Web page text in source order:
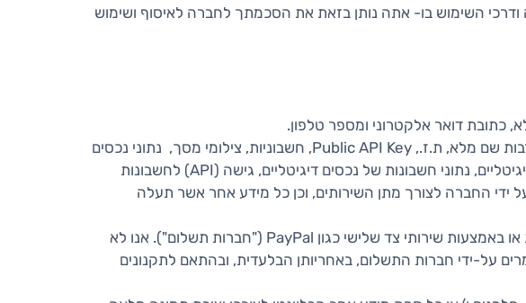
ודרכי השימוש בו- אתה נותן בזאת את הסכמתך לחברה לאיסוף ושימוש
דואר אלקטרוני ומספר טלפון.
. על מנת לקבל את שירותי החברה, תתבקש לספק לנו נתונים אודותיך, לרבות שם מלא, ת.ז., Public API Key, חשבוניות, צילומי מסך, נתוני נכסים
דיגיטליים, כתובות ציבוריות של ארנקים דיגיטליים, נתוני תשלומים והעברות שונות של נכסים דיגיטליים, נתוני חשבונות של נכסים דיגיטליים, גישה (API) לחשבונות
ידי החברה לצורך מתן השירותים, וכן כל מידע אחר אשר תעלה
. בתמורה לקבלת השירותים, תהיה לך אפשרות לשלם באמצעות העברה בנקאית או באמצעות שירותי צד שלישי כגון PayPal ("חברות תשלום"). אנו לא
על-ידי חברות התשלום, באחריותן הבלעדית, ובהתאם לתקנונים